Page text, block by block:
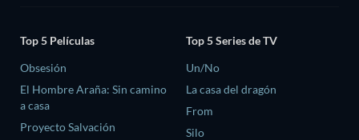
Top 5 Películas
Obsesión
El Hombre Araña: Sin camino
a casa
Proyecto Salvación
Top 5 Series de TV
Un/No
La casa del dragón
From
Silo